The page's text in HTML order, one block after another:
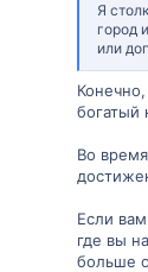
Я
город
или
богатый
Во
Если
где вы
больше